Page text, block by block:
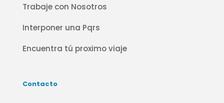
Trabaje con Nosotros
Interponer una Pqrs
Encuentra tú proximo viaje
Contacto